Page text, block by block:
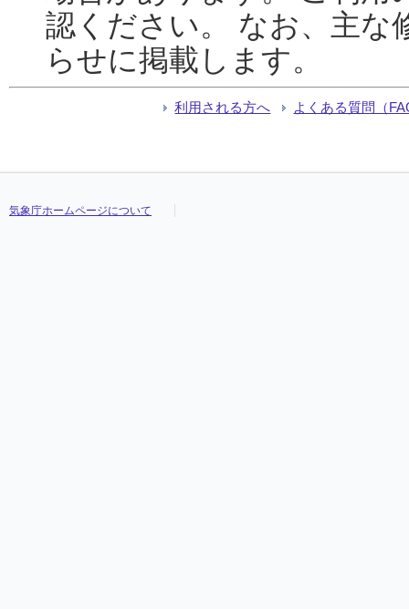
認ください。 なお、主な
らせに掲載します。
利用される方へ よくある質問（
気象庁ホームページについて